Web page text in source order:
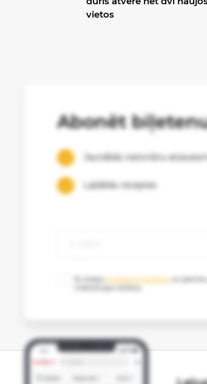
vietos
Abonēt
Jaunākās restorānu
Labākās receptes
privātuma politikas